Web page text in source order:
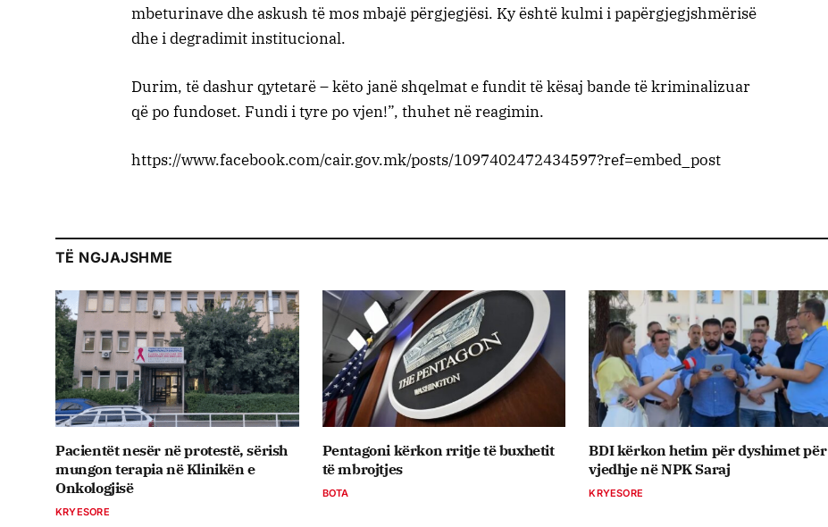
mbeturinave dhe askush të mos mbajë përgjegjësi. Ky është kulmi i papërgjegjshmërisë
dhe i degradimit institucional.
Durim, të dashur qytetarë – këto janë shqelmat e fundit të kësaj bande të kriminalizuar
që po fundoset. Fundi i tyre po vjen!”, thuhet në reagimin.
https://www.facebook.com/cair.gov.mk/posts/1097402472434597?ref=embed_post
TË NGJAJSHME
Pacientët nesër në protestë, sërish
mungon terapia në Klinikën e
Onkologjisë
KRYESORE
Pentagoni kërkon rritje të buxhetit
të mbrojtjes
BOTA
BDI kërkon hetim për dyshimet për
vjedhje në NPK Saraj
KRYESORE